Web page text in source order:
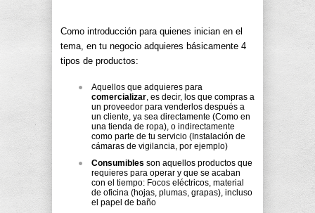
Como introducción para quienes inician en el
tema, en tu negocio adquieres básicamente 4
tipos de productos:
Aquellos que adquieres para
comercializar, es decir, los que compras a
un proveedor para venderlos después a
un cliente, ya sea directamente (Como en
una tienda de ropa), o indirectamente
como parte de tu servicio (Instalación de
cámaras de vigilancia, por ejemplo)
Consumibles son aquellos productos que
requieres para operar y que se acaban
con el tiempo: Focos eléctricos, material
de oficina (hojas, plumas, grapas), incluso
el papel de baño